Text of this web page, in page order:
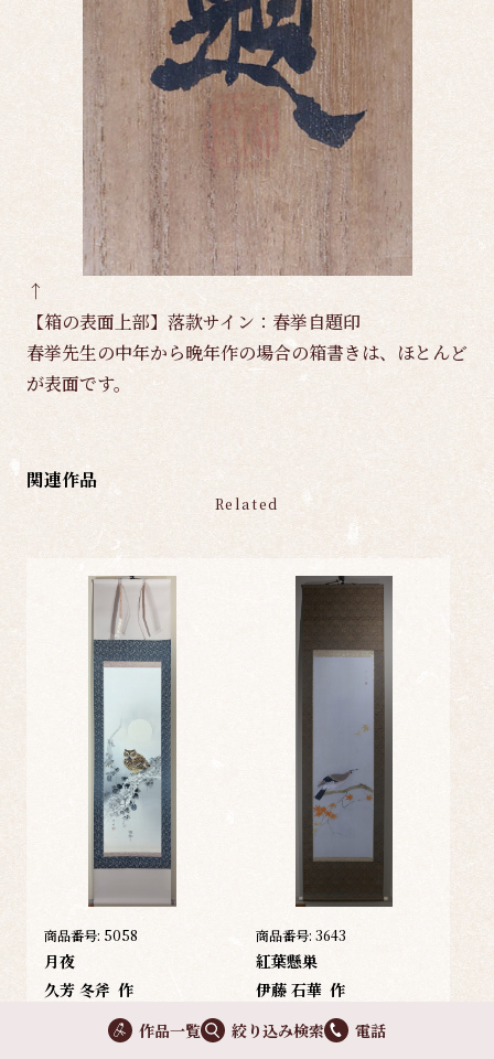
↑
【箱の表面上部】落款サイン：春挙自題印
春挙先生の中年から晩年作の場合の箱書きは、ほとんど
が表面です。
関連作品
Related
商品番号: 5058
月夜
久芳 冬斧 作
37,000円
商品番号: 3643
紅葉懸巣
伊藤 石華 作
作品一覧 絞り込み検索 電話